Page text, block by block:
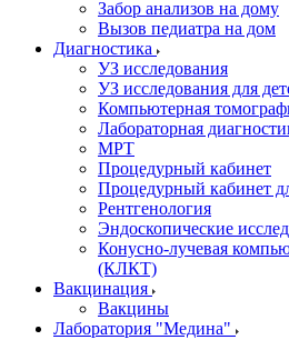
Забор анализов на дому
Вызов педиатра на дом
Диагностика
УЗ исследования
УЗ исследования для
Компьютерная
Лабораторная
МРТ
Процедурный кабинет
Процедурный кабинет
Рентгенология
Эндоскопические
Конусно-лучевая
(КЛКТ)
Вакцинация
Вакцины
Лаборатория "Медина"